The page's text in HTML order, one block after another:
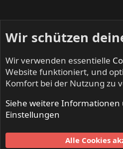
Mitglieder
Nutzungsbedingungen
Wir schützen
Wir verwenden essentielle
Website funktioniert, und
Komfort bei der Nutzung zu
Siehe weitere
Einstellungen
Alle Cookies